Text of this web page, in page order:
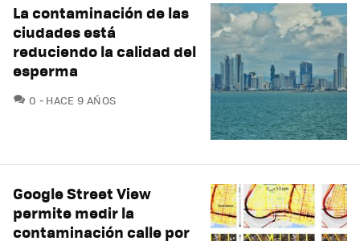
La contaminación de las
ciudades está
reduciendo la calidad del
esperma
0 COMENTARIOS
HACE 9 AÑOS
Google Street View
permite medir la
contaminación calle por